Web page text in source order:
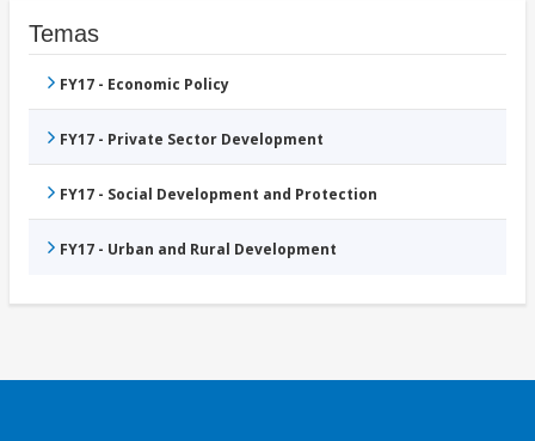
Temas
FY17 - Economic Policy
FY17 - Private Sector Development
FY17 - Social Development and Protection
FY17 - Urban and Rural Development